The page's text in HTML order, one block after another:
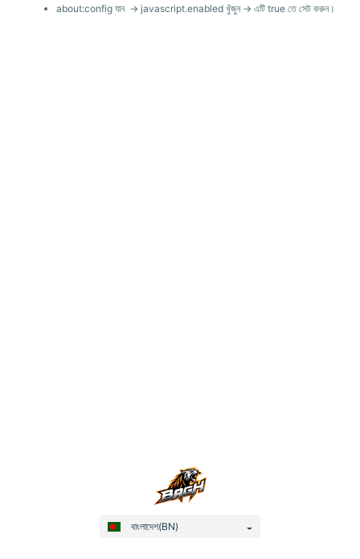
about:config যান → javascript.enabled খুঁজুন → এটি true তে সেট করুন।
বাংলাদেশ(BN)